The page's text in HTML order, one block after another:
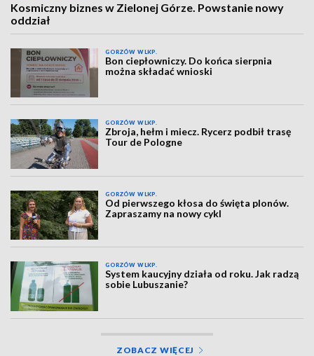
Kosmiczny biznes w Zielonej Górze. Powstanie nowy
oddział
GORZÓW WLKP.
Bon ciepłowniczy. Do końca sierpnia
można składać wnioski
GORZÓW WLKP.
Zbroja, hełm i miecz. Rycerz podbił trasę
Tour de Pologne
GORZÓW WLKP.
Od pierwszego kłosa do święta plonów.
Zapraszamy na nowy cykl
GORZÓW WLKP.
System kaucyjny działa od roku. Jak radzą
sobie Lubuszanie?
ZOBACZ WIĘCEJ